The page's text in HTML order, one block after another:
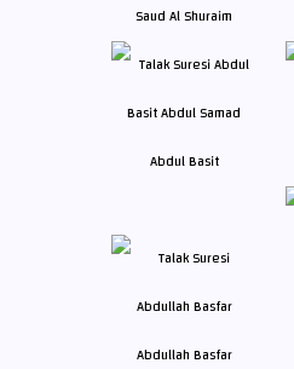
Saud Al Shuraim
Abdul Basit
Abdullah Basfar